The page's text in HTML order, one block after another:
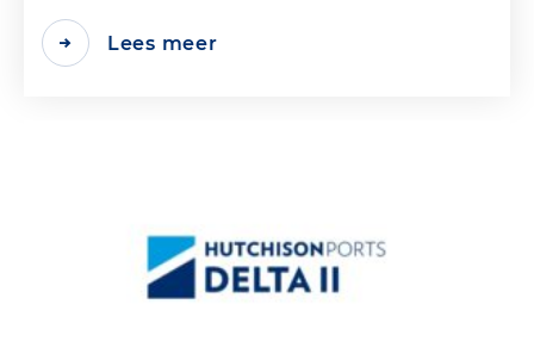
Lees meer